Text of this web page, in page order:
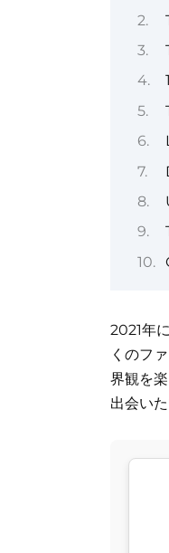
2021年
くのフ
界観を
出会い